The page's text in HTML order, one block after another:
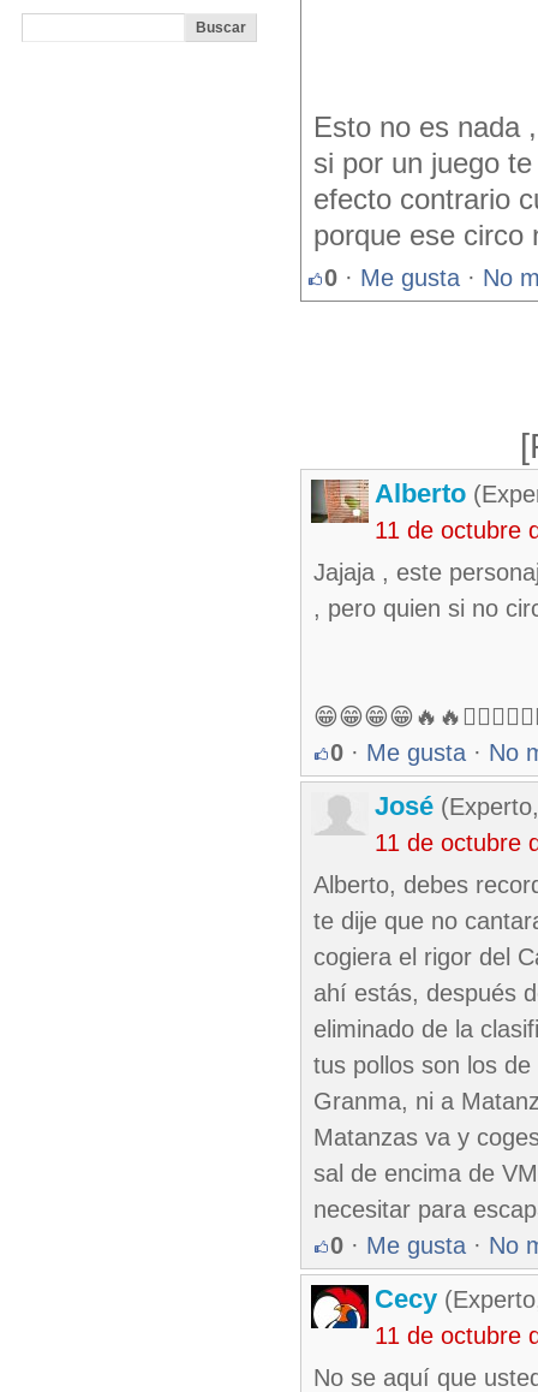
Esto no es nada
si por un juego
efecto contrario
porque ese circo
0 · Me gusta · No
Alberto
11 de octubre
Jajaja , este
, pero quien si no
0 · Me gusta · No
José
11 de octubre
Alberto, debes
te dije que no
cogiera el rigor del
ahí estás, después
eliminado de la
tus pollos son los
Granma, ni a
Matanzas va y
sal de encima de
necesitar para
0 · Me gusta · No
Cecy
11 de octubre
No se aquí que